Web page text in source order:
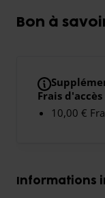
Bon à
Frais
10,00 €
Informations